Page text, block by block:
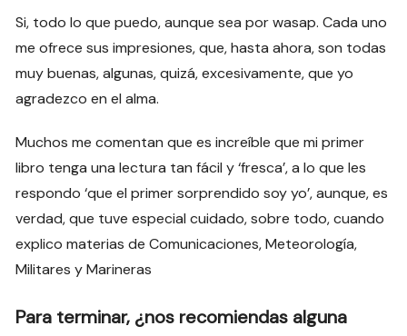
Si, todo lo que puedo, aunque sea por wasap. Cada uno
me ofrece sus impresiones, que, hasta ahora, son todas
muy buenas, algunas, quizá, excesivamente, que yo
agradezco en el alma.
Muchos me comentan que es increíble que mi primer
libro tenga una lectura tan fácil y ‘fresca’, a lo que les
respondo ‘que el primer sorprendido soy yo’, aunque, es
verdad, que tuve especial cuidado, sobre todo, cuando
explico materias de Comunicaciones, Meteorología,
Militares y Marineras
Para terminar, ¿nos recomiendas alguna